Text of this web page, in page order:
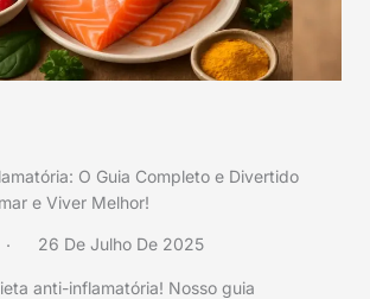
O Guia Completo e Divertido
e Viver Melhor!
26 De Julho De 2025
anti-inflamatória! Nosso guia